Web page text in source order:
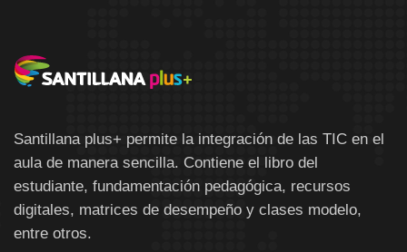
Santillana plus+ permite la integración de las TIC en el
aula de manera sencilla. Contiene el libro del
estudiante, fundamentación pedagógica, recursos
digitales, matrices de desempeño y clases modelo,
entre otros.